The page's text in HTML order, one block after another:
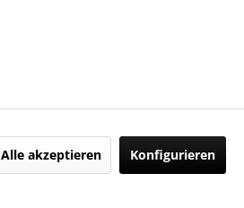
Alle akzeptieren Konfigurieren